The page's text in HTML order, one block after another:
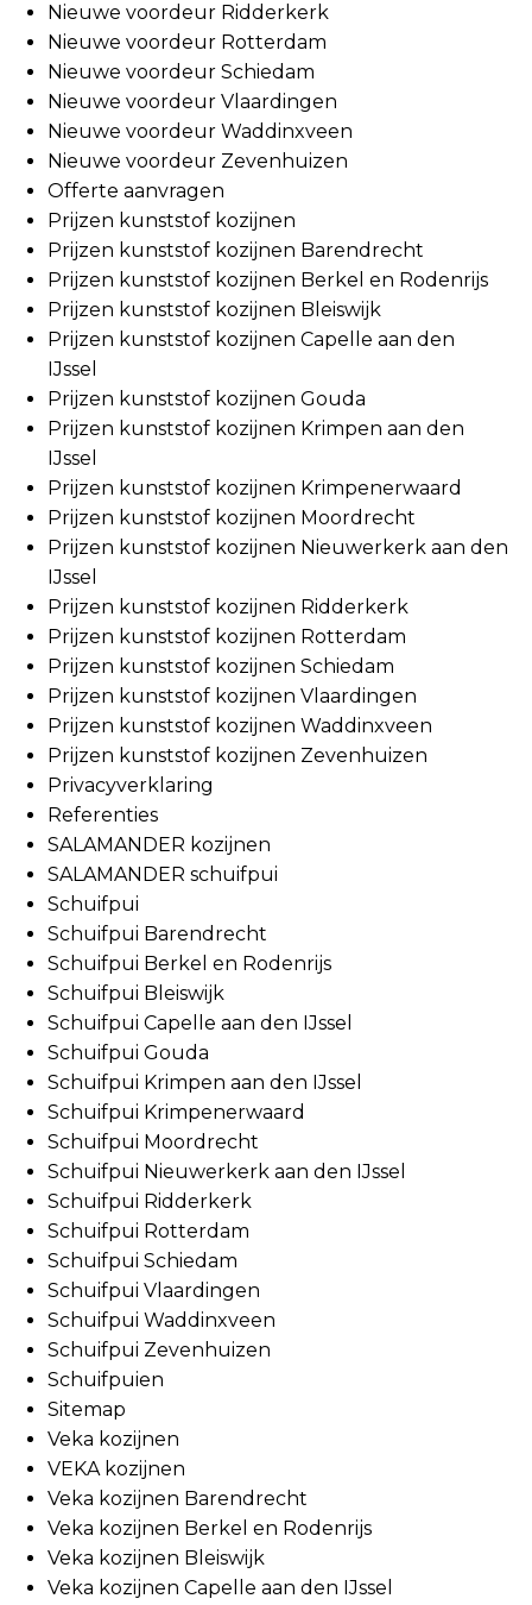
Nieuwe voordeur Ridderkerk
Nieuwe voordeur Rotterdam
Nieuwe voordeur Schiedam
Nieuwe voordeur Vlaardingen
Nieuwe voordeur Waddinxveen
Nieuwe voordeur Zevenhuizen
Offerte aanvragen
Prijzen kunststof kozijnen
Prijzen kunststof kozijnen Barendrecht
Prijzen kunststof kozijnen Berkel en Rodenrijs
Prijzen kunststof kozijnen Bleiswijk
Prijzen kunststof kozijnen Capelle aan den
IJssel
Prijzen kunststof kozijnen Gouda
Prijzen kunststof kozijnen Krimpen aan den
IJssel
Prijzen kunststof kozijnen Krimpenerwaard
Prijzen kunststof kozijnen Moordrecht
Prijzen kunststof kozijnen Nieuwerkerk aan den
IJssel
Prijzen kunststof kozijnen Ridderkerk
Prijzen kunststof kozijnen Rotterdam
Prijzen kunststof kozijnen Schiedam
Prijzen kunststof kozijnen Vlaardingen
Prijzen kunststof kozijnen Waddinxveen
Prijzen kunststof kozijnen Zevenhuizen
Privacyverklaring
Referenties
SALAMANDER kozijnen
SALAMANDER schuifpui
Schuifpui
Schuifpui Barendrecht
Schuifpui Berkel en Rodenrijs
Schuifpui Bleiswijk
Schuifpui Capelle aan den IJssel
Schuifpui Gouda
Schuifpui Krimpen aan den IJssel
Schuifpui Krimpenerwaard
Schuifpui Moordrecht
Schuifpui Nieuwerkerk aan den IJssel
Schuifpui Ridderkerk
Schuifpui Rotterdam
Schuifpui Schiedam
Schuifpui Vlaardingen
Schuifpui Waddinxveen
Schuifpui Zevenhuizen
Schuifpuien
Sitemap
Veka kozijnen
VEKA kozijnen
Veka kozijnen Barendrecht
Veka kozijnen Berkel en Rodenrijs
Veka kozijnen Bleiswijk
Veka kozijnen Capelle aan den IJssel